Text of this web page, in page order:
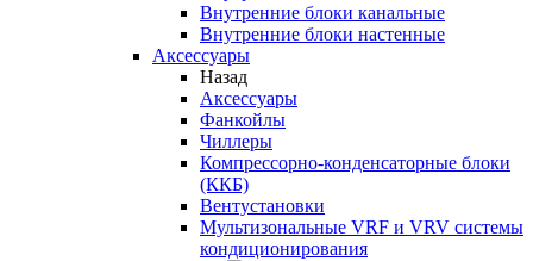
Внутренние блоки канальные
Внутренние блоки настенные
Аксессуары
Назад
Аксессуары
Фанкойлы
Чиллеры
Компрессорно-конденсаторные блоки
(ККБ)
Вентустановки
Мультизональные VRF и VRV системы
кондиционирования